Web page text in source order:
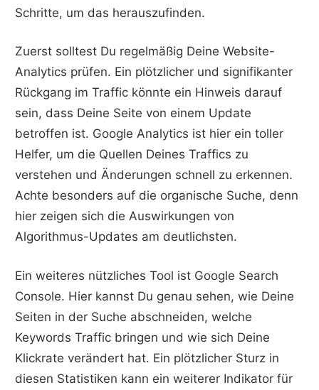
Schritte, um das herauszufinden.
Zuerst solltest Du regelmäßig Deine Website-
Analytics prüfen. Ein plötzlicher und signifikanter
Rückgang im Traffic könnte ein Hinweis darauf
sein, dass Deine Seite von einem Update
betroffen ist. Google Analytics ist hier ein toller
Helfer, um die Quellen Deines Traffics zu
verstehen und Änderungen schnell zu erkennen.
Achte besonders auf die organische Suche, denn
hier zeigen sich die Auswirkungen von
Algorithmus-Updates am deutlichsten.
Ein weiteres nützliches Tool ist Google Search
Console. Hier kannst Du genau sehen, wie Deine
Seiten in der Suche abschneiden, welche
Keywords Traffic bringen und wie sich Deine
Klickrate verändert hat. Ein plötzlicher Sturz in
diesen Statistiken kann ein weiterer Indikator für